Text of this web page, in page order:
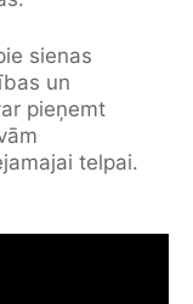
sienas
un
pieņemt
telpai.